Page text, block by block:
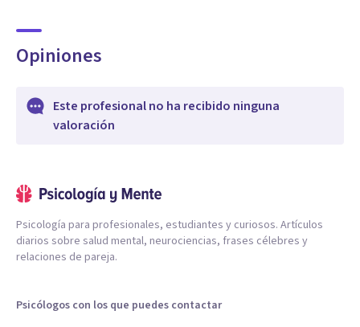
Opiniones
Este profesional no ha recibido ninguna
valoración
Psicología para profesionales, estudiantes y curiosos. Artículos
diarios sobre salud mental, neurociencias, frases célebres y
relaciones de pareja.
Psicólogos con los que puedes contactar